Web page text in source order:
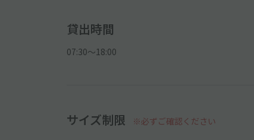
貸出時間
07:30〜18:00
サイズ制限 ※必ずご確認ください